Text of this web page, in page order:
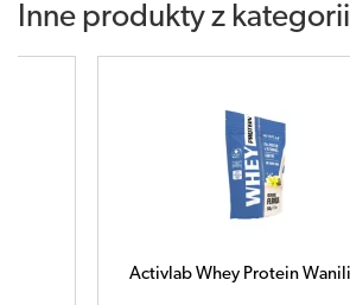
Inne produkty z kategorii
Activlab Whey Protein Wanilia 500g